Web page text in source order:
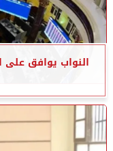
النواب يوافق على